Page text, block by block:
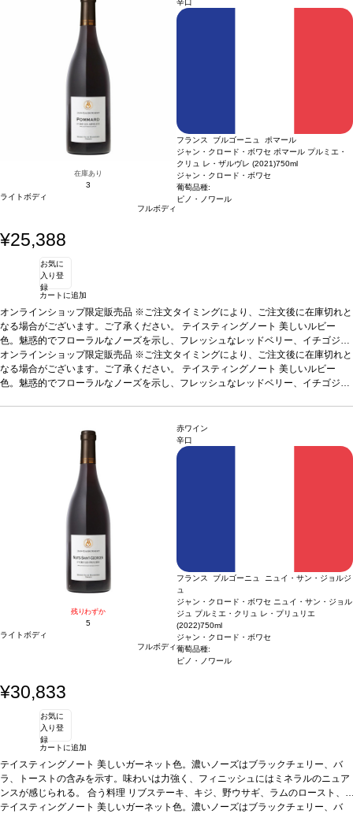
在庫あり
3
ライトボディ
フルボディ
辛口
フランス ブルゴーニュ ポマール
ジャン・クロード・ボワセ ポマール プルミエ・
クリュ レ・ザルヴレ (2021)750ml
ジャン・クロード・ボワセ
葡萄品種:
ピノ・ノワール
¥25,388
お気に
入り登
録
カートに追加
オンラインショップ限定販売品 ※ご注文タイミングにより、ご注文後に在庫切れと
なる場合がございます。ご了承ください。 テイスティングノート 美しいルビー
色。魅惑的でフローラルなノーズを示し、フレッシュなレッドベリー、イチゴジャ
ム、砕いた木の含みを伴う。たっぷりとした味わいに、生き生きとしたタンニンが
感じられ、素晴らしくバランスの取れた一本。 合う料理リブステーキ、キジ、野
ウサギ、ラムのロースト、風味の強いチーズなどと良く合う 葡萄品種
ピノ・ノワ
オンラインショップ限定販売品 ※ご注文タイミングにより、ご注文後に在庫切れと
なる場合がございます。ご了承ください。 テイスティングノート 美しいルビー
色。魅惑的でフローラルなノーズを示し、フレッシュなレッドベリー、イチゴジャ
ウサギ、ラムのロースト、風味の強いチーズなどと良く合う
残りわずか
5
ライトボディ
フルボディ
赤ワイン
辛口
フランス ブルゴーニュ ニュイ・サン・ジョルジ
ュ
ジャン・クロード・ボワセ ニュイ・サン・ジョル
ジュ プルミエ・クリュ レ・プリュリエ
(2022)750ml
ジャン・クロード・ボワセ
葡萄品種:
ピノ・ノワール
¥30,833
お気に
入り登
録
カートに追加
テイスティングノート 美しいガーネット色。濃いノーズはブラックチェリー、バ
ラ、トーストの含みを示す。味わいは力強く、フィニッシュにはミネラルのニュア
ンスが感じられる。 合う料理 リブステーキ、キジ、野ウサギ、ラムのロースト、
風味の強いチーズなどと好相性葡萄品種ピノ・ノワール
テイスティングノート 美しいガーネット色。濃いノーズはブラックチェリー、バ